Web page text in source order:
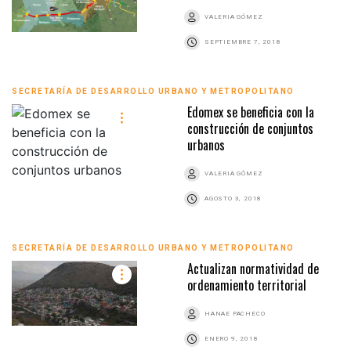
VALERIA GÓMEZ
SEPTIEMBRE 7, 2018
SECRETARÍA DE DESARROLLO URBANO Y METROPOLITANO
Edomex se beneficia con la
construcción de conjuntos
urbanos
VALERIA GÓMEZ
AGOSTO 3, 2018
SECRETARÍA DE DESARROLLO URBANO Y METROPOLITANO
Actualizan normatividad de
ordenamiento territorial
HANAE PACHECO
ENERO 9, 2018